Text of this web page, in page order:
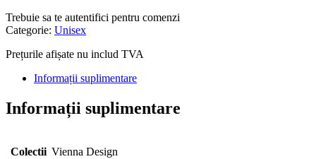
Trebuie sa te autentifici pentru comenzi
Categorie: Unisex
Prețurile afișate nu includ TVA
Informații suplimentare
Informații suplimentare
Colectii Vienna Design